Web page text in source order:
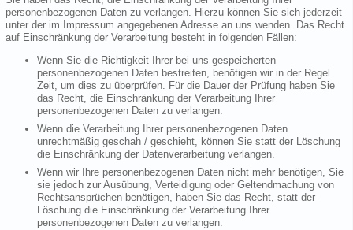
personenbezogenen Daten zu verlangen. Hierzu können Sie sich jederzeit
unter der im Impressum angegebenen Adresse an uns wenden. Das Recht
auf Einschränkung der Verarbeitung besteht in folgenden Fällen:
Wenn Sie die Richtigkeit Ihrer bei uns gespeicherten
personenbezogenen Daten bestreiten, benötigen wir in der Regel
Zeit, um dies zu überprüfen. Für die Dauer der Prüfung haben Sie
das Recht, die Einschränkung der Verarbeitung Ihrer
personenbezogenen Daten zu verlangen.
Wenn die Verarbeitung Ihrer personenbezogenen Daten
unrechtmäßig geschah / geschieht, können Sie statt der Löschung
die Einschränkung der Datenverarbeitung verlangen.
Wenn wir Ihre personenbezogenen Daten nicht mehr benötigen, Sie
sie jedoch zur Ausübung, Verteidigung oder Geltendmachung von
Rechtsansprüchen benötigen, haben Sie das Recht, statt der
Löschung die Einschränkung der Verarbeitung Ihrer
personenbezogenen Daten zu verlangen.